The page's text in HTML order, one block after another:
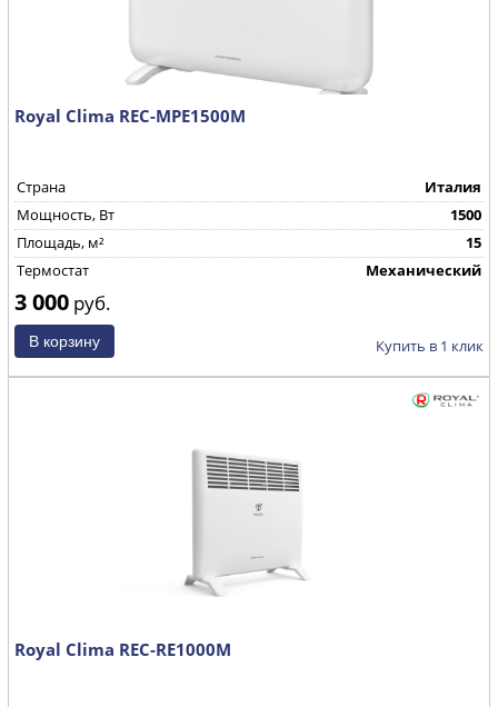
Royal Clima REC-MPE1500M
Страна
Италия
Mощность, Вт
1500
Площадь, м²
15
Термостат
Механический
3 000 руб.
Купить в 1 клик
Royal Clima REC-RE1000M